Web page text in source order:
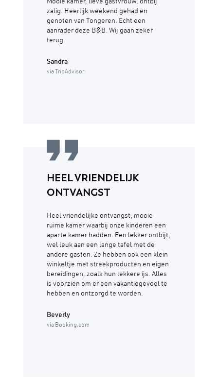
Mooie kamer, lieve gastvrouw, ontbij
zalig. Heerlijk weekend gehad en
genoten van Tongeren. Echt een
aanrader deze B&B. Wij gaan zeker
terug.
Sandra
via TripAdvisor
HEEL VRIENDELIJK
ONTVANGST
Heel vriendelijke ontvangst, mooie
ruime kamer waarbij onze kinderen een
aparte kamer hadden. Een lekker ontbijt,
wel leuk aan een lange tafel met de
andere gasten. Ze hebben ook een klein
winkeltje met streekproducten en eigen
bereidingen, zoals hun lekkere ijs. Alles
is voorzien om er een vakantiegevoel te
hebben en ontzorgd te worden.
Beverly
via Booking.com